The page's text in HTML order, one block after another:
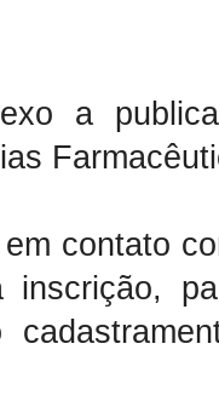
a
contato
inscrição,